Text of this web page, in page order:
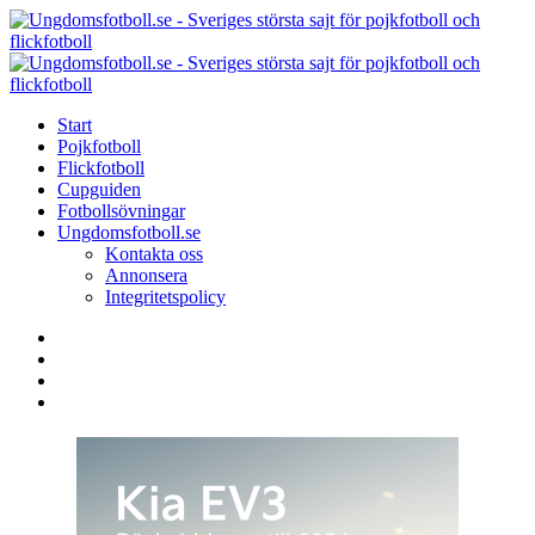
Menu
Search
Menu
Start
Pojkfotboll
Flickfotboll
Cupguiden
Fotbollsövningar
Ungdomsfotboll.se
Kontakta oss
Annonsera
Integritetspolicy